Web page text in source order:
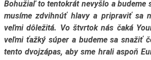
Bohužiaľ to tentokrát nevyšlo a budeme
musíme zdvihnúť hlavy a pripraviť sa
veľmi dôležitá. Vo štvrtok nás čaká
veľmi ťažký súper a budeme sa snažiť
tento dvojzápas, aby sme hrali aspoň